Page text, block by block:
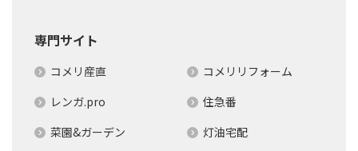
専門サイト
コメリ産直
コメリリフォーム
レンガ.pro
住急番
菜園&ガーデン
灯油宅配